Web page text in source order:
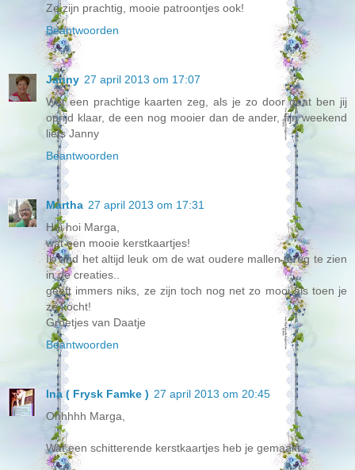
Ze zijn prachtig, mooie patroontjes ook!
Beantwoorden
Janny 27 april 2013 om 17:07
Wat een prachtige kaarten zeg, als je zo door gaat ben jij
oprijd klaar, de een nog mooier dan de ander, fijn weekend
liefs Janny
Beantwoorden
Martha 27 april 2013 om 17:31
Hoi hoi Marga,
wat een mooie kerstkaartjes!
Ik vind het altijd leuk om de wat oudere mallen terug te zien
in de creaties..
geeft immers niks, ze zijn toch nog net zo mooi als toen je
ze kocht!
Groetjes van Daatje
Beantwoorden
Ina ( Frysk Famke ) 27 april 2013 om 20:45
Ohhhhh Marga,
Wat een schitterende kerstkaartjes heb je gemaakt.